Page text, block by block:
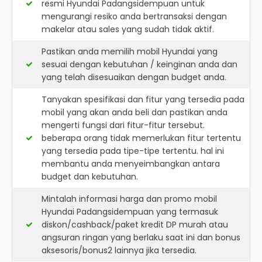
resmi Hyundai Padangsidempuan untuk
mengurangi resiko anda bertransaksi dengan
makelar atau sales yang sudah tidak aktif.
Pastikan anda memilih mobil Hyundai yang
sesuai dengan kebutuhan / keinginan anda dan
yang telah disesuaikan dengan budget anda.
Tanyakan spesifikasi dan fitur yang tersedia pada
mobil yang akan anda beli dan pastikan anda
mengerti fungsi dari fitur-fitur tersebut.
beberapa orang tidak memerlukan fitur tertentu
yang tersedia pada tipe-tipe tertentu. hal ini
membantu anda menyeimbangkan antara
budget dan kebutuhan.
Mintalah informasi harga dan promo mobil
Hyundai Padangsidempuan yang termasuk
diskon/cashback/paket kredit DP murah atau
angsuran ringan yang berlaku saat ini dan bonus
aksesoris/bonus2 lainnya jika tersedia.